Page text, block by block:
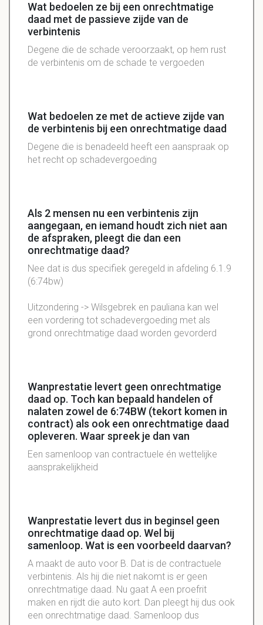
Wat bedoelen ze bij een onrechtmatige
daad met de passieve zijde van de
verbintenis
Degene die de schade veroorzaakt, op hem rust
de verbintenis om de schade te vergoeden
Wat bedoelen ze met de actieve zijde van
de verbintenis bij een onrechtmatige daad
Degene die is benadeeld heeft een aanspraak op
het recht op schadevergoeding
Als 2 mensen nu een verbintenis zijn
aangegaan, en iemand houdt zich niet aan
de afspraken, pleegt die dan een
onrechtmatige daad?
Nee dat is dus specifiek geregeld in afdeling 6.1.9
(6:74bw)
Uitzondering -> Wilsgebrek en pauliana kan wel
een vordering tot schadevergoeding met als
grond onrechtmatige daad worden gevorderd
Wanprestatie levert geen onrechtmatige
daad op. Toch kan bepaald handelen of
nalaten zowel de 6:74BW (tekort komen in
contract) als ook een onrechtmatige daad
opleveren. Waar spreek je dan van
Een samenloop van contractuele én wettelijke
aansprakelijkheid
Wanprestatie levert dus in beginsel geen
onrechtmatige daad op. Wel bij
samenloop. Wat is een voorbeeld daarvan?
A maakt de auto voor B. Dat is de contractuele
verbintenis. Als hij die niet nakomt is er geen
onrechtmatige daad. Nu gaat A een proefrit
maken en rijdt die auto kort. Dan pleegt hij dus ook
een onrechtmatige daad. Samenloop dus